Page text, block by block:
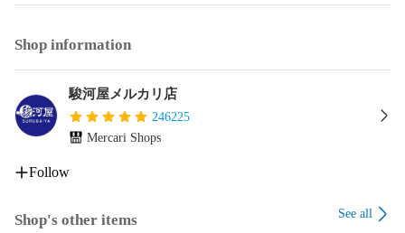
Shop information
駿河屋メルカリ店
246225
Mercari Shops
Follow
Shop's other items See all